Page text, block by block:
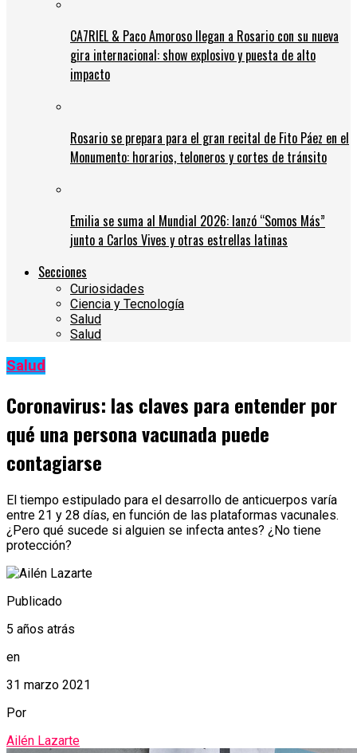
CA7RIEL & Paco Amoroso llegan a Rosario con su nueva
gira internacional: show explosivo y puesta de alto
impacto
Rosario se prepara para el gran recital de Fito Páez en el
Monumento: horarios, teloneros y cortes de tránsito
Emilia se suma al Mundial 2026: lanzó “Somos Más”
junto a Carlos Vives y otras estrellas latinas
Secciones
Curiosidades
Ciencia y Tecnología
Salud
Salud
Salud
Coronavirus: las claves para entender por
qué una persona vacunada puede
contagiarse
El tiempo estipulado para el desarrollo de anticuerpos varía
entre 21 y 28 días, en función de las plataformas vacunales.
¿Pero qué sucede si alguien se infecta antes? ¿No tiene
protección?
Publicado
5 años atrás
en
31 marzo 2021
Por
Ailén Lazarte